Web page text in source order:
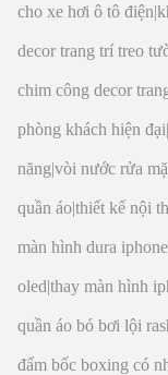
cho xe hơi ô tô điện|
decor trang trí treo
chim công decor
phòng khách hiện đại
năng|vòi nước rửa
quần áo|thiết kế nội
màn hình dura
oled|thay màn hình
quần áo bó bơi lội
đấm bốc boxing có